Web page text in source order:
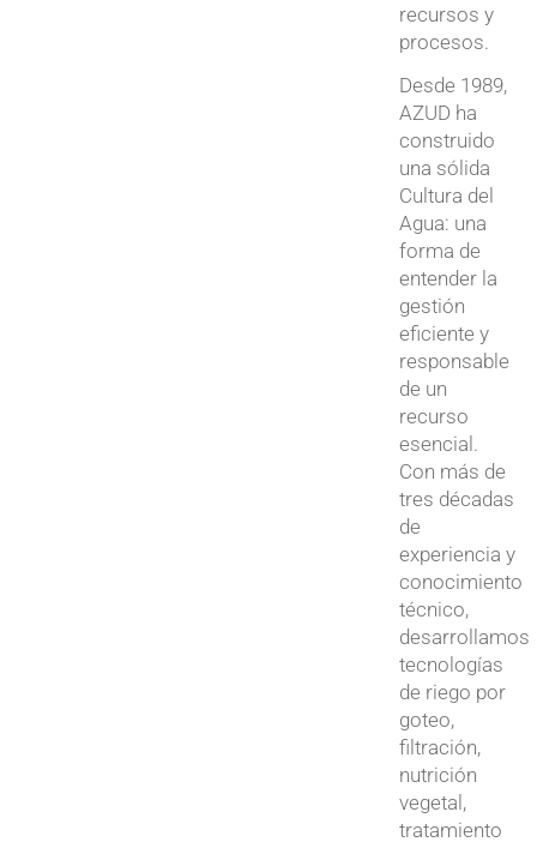
recursos y
procesos.
Desde 1989,
AZUD ha
construido
una sólida
Cultura del
Agua: una
forma de
entender la
gestión
eficiente y
responsable
de un
recurso
esencial.
Con más de
tres décadas
de
experiencia y
conocimiento
técnico,
desarrollamos
tecnologías
de riego por
goteo,
filtración,
nutrición
vegetal,
tratamiento